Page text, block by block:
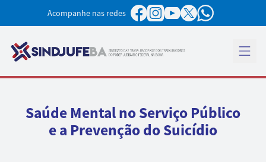
Acompanhe nas redes
Abrir
Saúde Mental no Serviço Público
e a Prevenção do Suicídio